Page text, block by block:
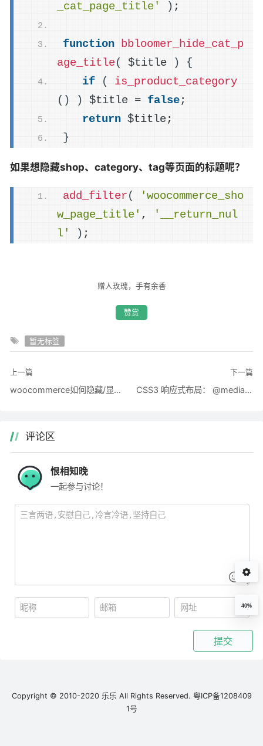
_cat_page_title'
) ;
function bbloomer_hide_cat_p
age_title( $title )
{
if
(
is_product_category
()
) $title = false;
return $title;
}
如果想隐藏shop、category、tag等页面的标题呢？
add_filter(
'woocommerce_sho
w_page_title' ,
'__return_nul
l'
) ;
赠人玫瑰，手有余香
赞赏
暂无标签
上一篇
woocommerce如何隐藏/显示产品详情页suk,分类标签product meta
下一篇
CSS3 响应式布局： @media (min/max-width:***) @font-face
评论区
恨相知晚
一起参与讨论！
提交
40%
Copyright © 2010-2020 乐乐 All Rights Reserved. 粤ICP备1208409
1号